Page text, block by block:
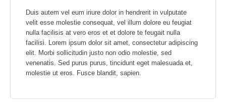
Duis autem vel eum iriure dolor in hendrerit in vulputate
velit esse molestie consequat, vel illum dolore eu feugiat
nulla facilisis at vero eros et et dolore te feugait nulla
facilisi. Lorem ipsum dolor sit amet, consectetur adipiscing
elit. Morbi sollicitudin justo non odio molestie, sed
venenatis. Sed purus purus, tincidunt eget malesuada et,
molestie ut eros. Fusce blandit, sapien.